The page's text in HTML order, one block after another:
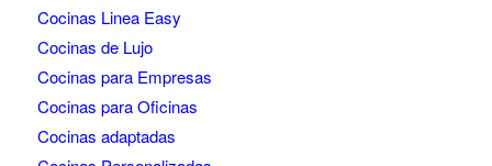
Cocinas Linea Easy
Cocinas de Lujo
Cocinas para Empresas
Cocinas para Oficinas
Cocinas adaptadas